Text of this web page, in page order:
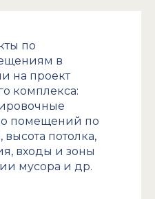
по
в
на проект
комплекса:
помещений по
потолка,
входы и зоны
мусора и др.